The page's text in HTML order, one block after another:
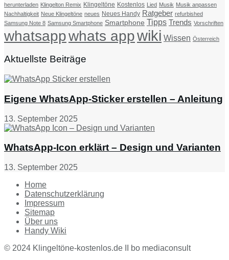
herunterladen Klingelton Remix Klingeltöne Kostenlos Lied Musik Musik anpassen
Nachhaltigkeit Neue Klingeltöne neues Neues Handy Ratgeber refurbished
Samsung Note 8 Samsung Smartphone Smartphone Tipps Trends Vorschriften
whatsappwhats appwiki Wissen Österreich
Aktuellste Beiträge
Eigene WhatsApp-Sticker erstellen – Anleitung
13. September 2025
WhatsApp-Icon erklärt – Design und Varianten
13. September 2025
Home
Datenschutzerklärung
Impressum
Sitemap
Über uns
Handy Wiki
© 2024 Klingeltöne-kostenlos.de II bo mediaconsult